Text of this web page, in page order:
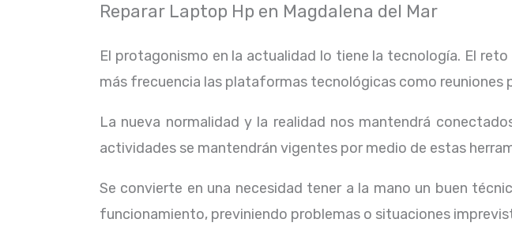
Reparar Laptop Hp en Magdalena del Mar
El protagonismo en la actualidad lo tiene la tecnología. El
más frecuencia las plataformas tecnológicas como
La nueva normalidad y la realidad nos mantendrá
actividades se mantendrán vigentes por medio de estas
Se convierte en una necesidad tener a la mano un buen
funcionamiento, previniendo problemas o situaciones